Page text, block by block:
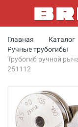
Главная Каталог
Ручные трубогибы
Трубогиб ручной
251112